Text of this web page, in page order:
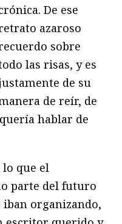
De ese
azaroso
sobre
las risas, y es
de su
de reír, de
hablar de
lo que el
parte del futuro
iban organizando,